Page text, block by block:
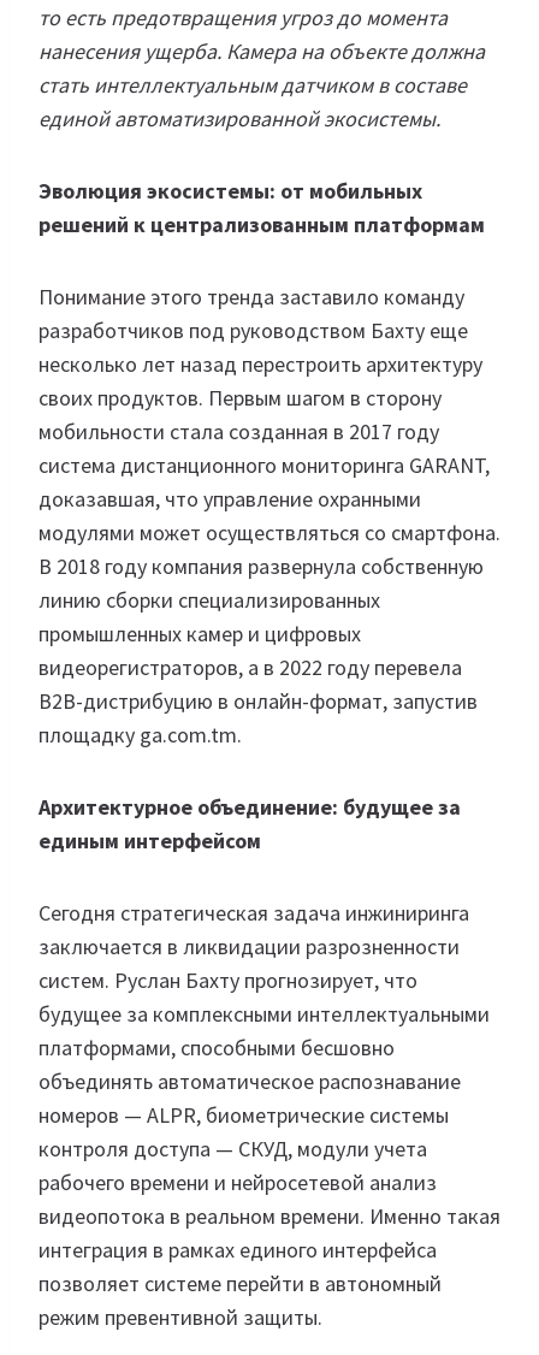
то есть предотвращения угроз до момента
нанесения ущерба. Камера на объекте должна
стать интеллектуальным датчиком в составе
единой автоматизированной экосистемы.
Эволюция экосистемы: от мобильных
решений к централизованным платформам
Понимание этого тренда заставило команду
разработчиков под руководством Бахту еще
несколько лет назад перестроить архитектуру
своих продуктов. Первым шагом в сторону
мобильности стала созданная в 2017 году
система дистанционного мониторинга GARANT,
доказавшая, что управление охранными
модулями может осуществляться со смартфона.
В 2018 году компания развернула собственную
линию сборки специализированных
промышленных камер и цифровых
видеорегистраторов, а в 2022 году перевела
B2B-дистрибуцию в онлайн-формат, запустив
площадку ga.com.tm.
Архитектурное объединение: будущее за
единым интерфейсом
Сегодня стратегическая задача инжиниринга
заключается в ликвидации разрозненности
систем. Руслан Бахту прогнозирует, что
будущее за комплексными интеллектуальными
платформами, способными бесшовно
объединять автоматическое распознавание
номеров — ALPR, биометрические системы
контроля доступа — СКУД, модули учета
рабочего времени и нейросетевой анализ
видеопотока в реальном времени. Именно такая
интеграция в рамках единого интерфейса
позволяет системе перейти в автономный
режим превентивной защиты.